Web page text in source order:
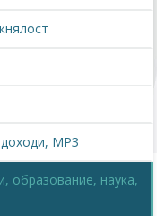
доходи, МРЗ
образование, наука,